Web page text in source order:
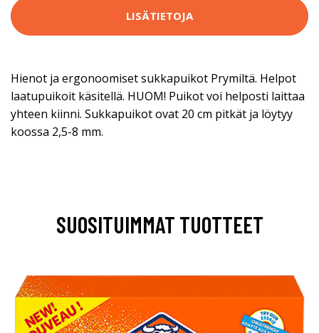
LISÄTIETOJA
Hienot ja ergonoomiset sukkapuikot Prymiltä. Helpot
laatupuikoit käsitellä. HUOM! Puikot voi helposti laittaa
yhteen kiinni. Sukkapuikot ovat 20 cm pitkät ja löytyy
koossa 2,5-8 mm.
SUOSITUIMMAT TUOTTEET